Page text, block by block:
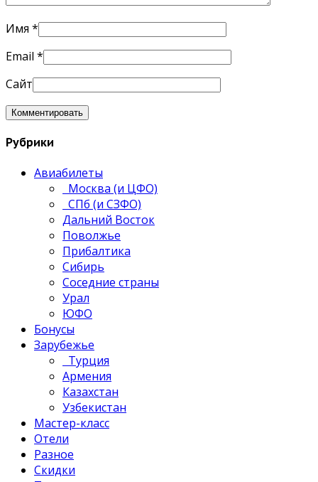
Имя *
Email *
Сайт
Рубрики
Авиабилеты
Москва (и ЦФО)
СПб (и СЗФО)
Дальний Восток
Поволжье
Прибалтика
Сибирь
Соседние страны
Урал
ЮФО
Бонусы
Зарубежье
Турция
Армения
Казахстан
Узбекистан
Мастер-класс
Отели
Разное
Скидки